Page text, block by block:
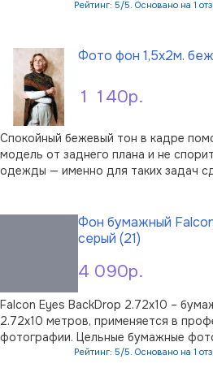
раскатывается в бесшовное полотно
Рейтинг: 5/5. Основано на 1
1 140р.
Фото фон 1,5x2м.
Спокойный бежевый тон в кадре
модель от заднего плана и не
одежды — именно для таких задач
лёгкий, не бликует и рассеив …
4 090р.
Фон бумажный
серый (21)
Falcon Eyes BackDrop 2.72x10 –
2.72х10 метров, применяется в
фотографии. Цельные бумажные
себя среди профессиональных
Рейтинг: 5/5. Основано на 1